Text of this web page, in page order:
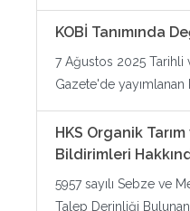
KOBİ Tanımında
7 Ağustos 2025 Tarihli
Gazete'de yayımlanan
HKS Organik Tarım
Bildirimleri
5957 sayılı Sebze ve
Talep Derinliği Bulunan